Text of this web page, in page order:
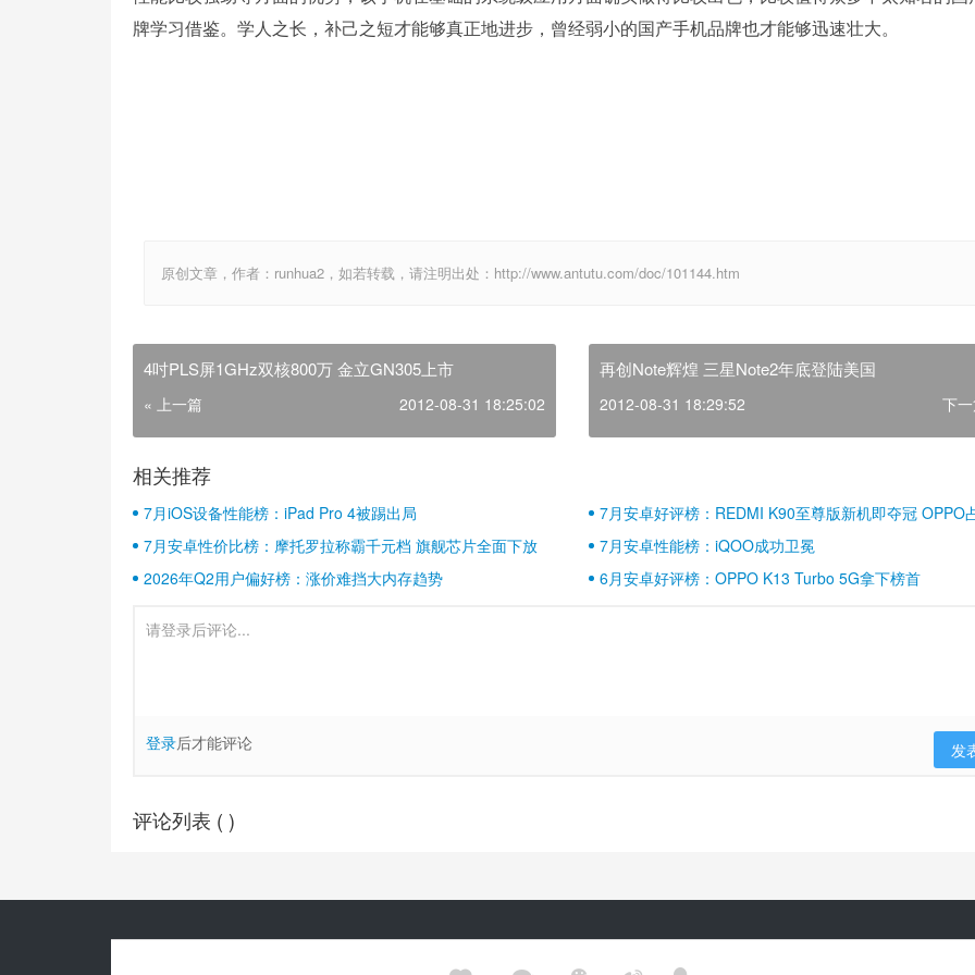
牌学习借鉴。学人之长，补己之短才能够真正地进步，曾经弱小的国产手机品牌也才能够迅速壮大。
原创文章，作者：runhua2，如若转载，请注明出处：http://www.antutu.com/doc/101144.htm
4吋PLS屏1GHz双核800万 金立GN305上市
« 上一篇 2012-08-31 18:25:02
再创Note辉煌 三星Note2年底登陆美国
2012-08-31 18:29:52 下
相关推荐
7月iOS设备性能榜：iPad Pro 4被踢出局
7月安卓好评榜：REDMI K90至尊版新机即夺冠 OPPO
壁江山
7月安卓性价比榜：摩托罗拉称霸千元档 旗舰芯片全面下放
7月安卓性能榜：iQOO成功卫冕
2026年Q2用户偏好榜：涨价难挡大内存趋势
6月安卓好评榜：OPPO K13 Turbo 5G拿下榜首
登录后才能评论 发
评论列表 ( )